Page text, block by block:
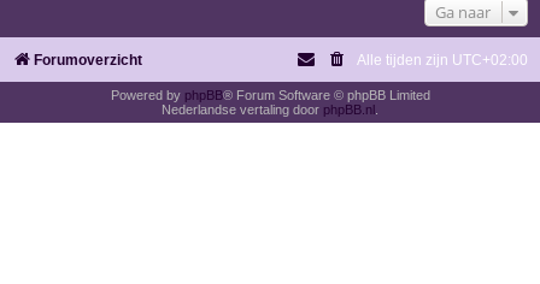
Ga naar
Forumoverzicht Alle tijden zijn UTC+02:00
Powered by phpBB® Forum Software © phpBB Limited
Nederlandse vertaling door phpBB.nl .